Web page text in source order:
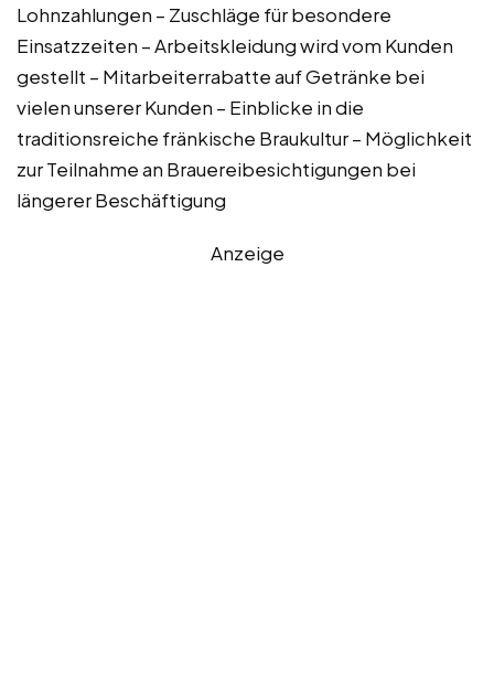
Lohnzahlungen – Zuschläge für besondere
Einsatzzeiten – Arbeitskleidung wird vom Kunden
gestellt – Mitarbeiterrabatte auf Getränke bei
vielen unserer Kunden – Einblicke in die
traditionsreiche fränkische Braukultur – Möglichkeit
zur Teilnahme an Brauereibesichtigungen bei
längerer Beschäftigung
Anzeige